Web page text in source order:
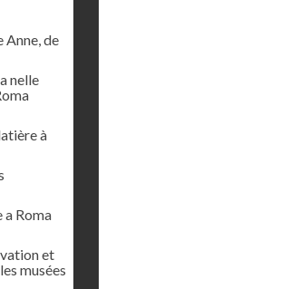
Anne, de
nelle
à
a Roma
et
musées